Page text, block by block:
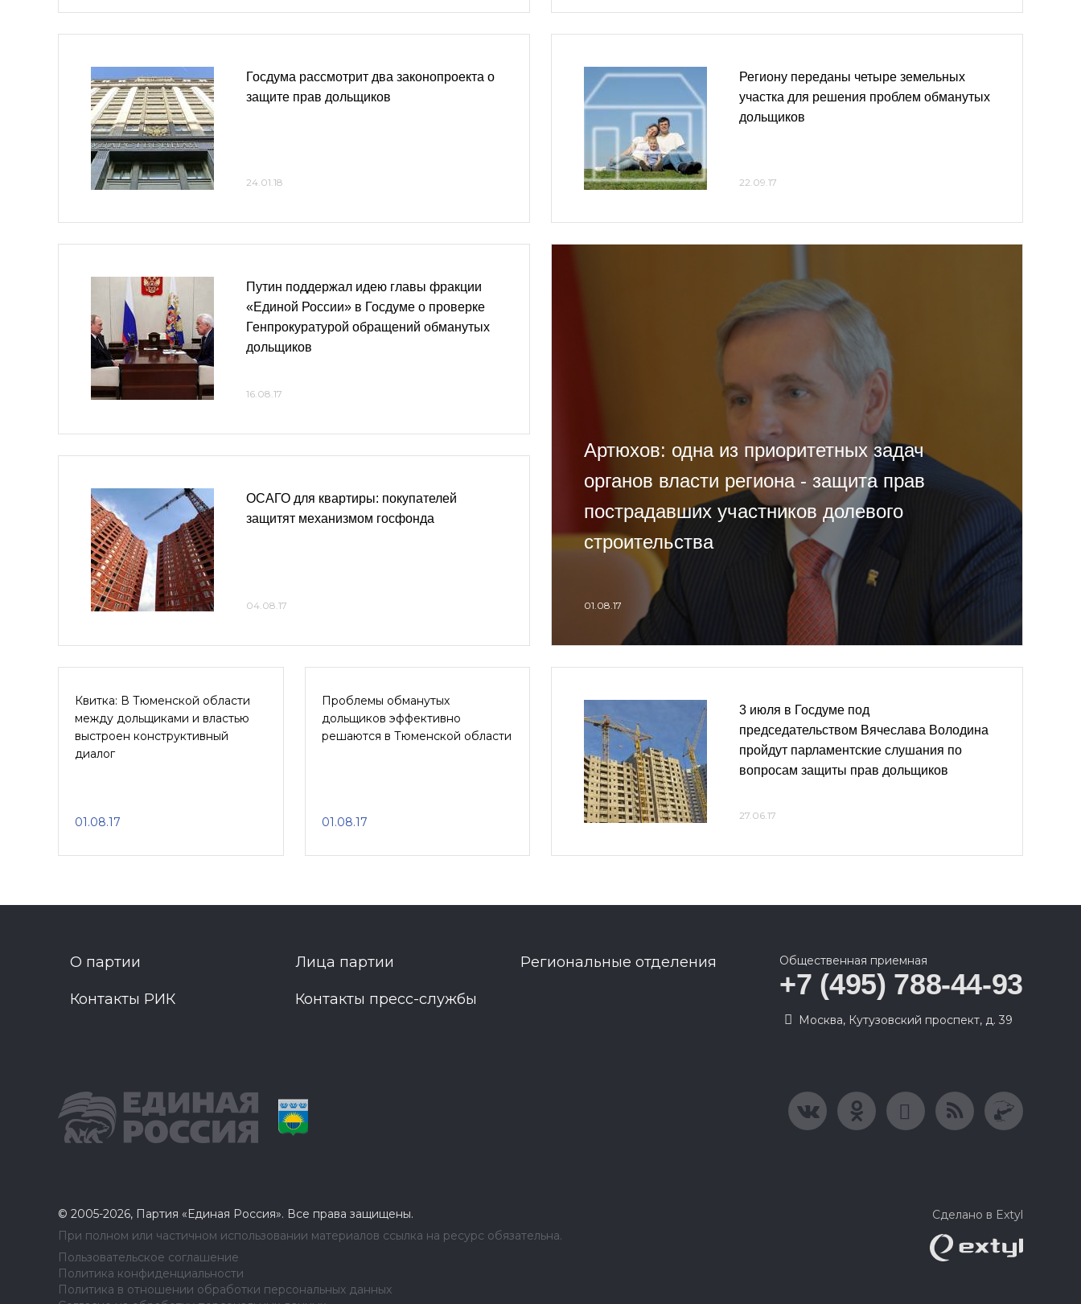
Госдума рассмотрит два законопроекта о
защите прав дольщиков
24.01.18
Региону переданы четыре земельных
участка для решения проблем обманутых
дольщиков
22.09.17
Путин поддержал идею главы фракции
«Единой России» в Госдуме о проверке
Генпрокуратурой обращений обманутых
дольщиков
16.08.17
ОСАГО для квартиры: покупателей
защитят механизмом госфонда
04.08.17
Артюхов: одна из приоритетных задач
органов власти региона - защита прав
пострадавших участников долевого
строительства
01.08.17
Квитка: В Тюменской области
между дольщиками и властью
выстроен конструктивный
диалог
01.08.17
Проблемы обманутых
дольщиков эффективно
решаются в Тюменской области
01.08.17
3 июля в Госдуме под
председательством Вячеслава Володина
пройдут парламентские слушания по
вопросам защиты прав дольщиков
27.06.17
О партии Лица партии Региональные отделения
Контакты РИК Контакты пресс-службы
Общественная приемная
+7 (495) 788-44-93
Москва, Кутузовский проспект, д. 39
© 2005-2026, Партия «Единая Россия». Все права защищены.
При полном или частичном использовании материалов ссылка на ресурс обязательна.
Пользовательское соглашение
Политика конфиденциальности
Политика в отношении обработки персональных данных
Сделано в Extyl